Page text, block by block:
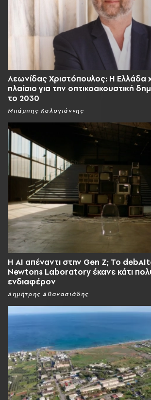
Λεωνίδας Χριστόπουλος: Η Ελλάδα
πλαίσιο για την οπτικοακουστική
το 2030
Μπάμπης Καλογιάννης
Η AI απέναντι στην Gen Z; Το
Newtons Laboratory έκανε κάτι
ενδιαφέρον
Δημήτρης Αθανασιάδης